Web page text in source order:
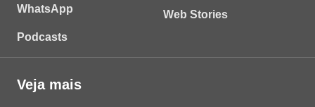
WhatsApp
Podcasts
Web Stories
Veja mais